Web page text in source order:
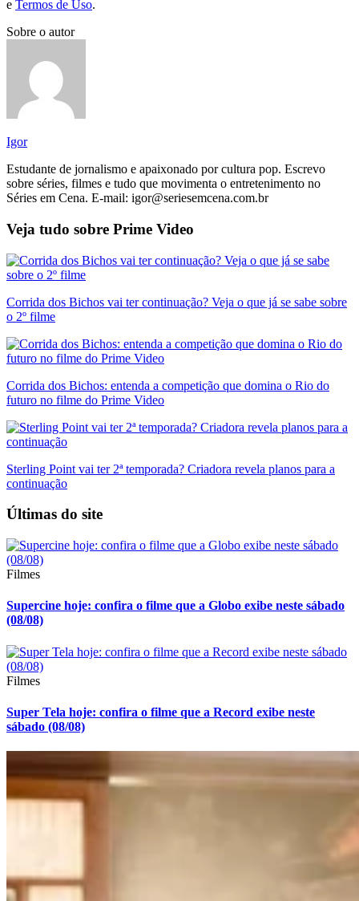
e Termos de Uso.
Sobre o autor
Igor
Estudante de jornalismo e apaixonado por cultura pop. Escrevo
sobre séries, filmes e tudo que movimenta o entretenimento no
Séries em Cena. E-mail: igor@seriesemcena.com.br
Veja tudo sobre Prime Video
Corrida dos Bichos vai ter continuação? Veja o que já se sabe sobre
o 2º filme
Corrida dos Bichos: entenda a competição que domina o Rio do
futuro no filme do Prime Video
Sterling Point vai ter 2ª temporada? Criadora revela planos para a
continuação
Últimas do site
Filmes
Supercine hoje: confira o filme que a Globo exibe neste sábado
(08/08)
Filmes
Super Tela hoje: confira o filme que a Record exibe neste
sábado (08/08)